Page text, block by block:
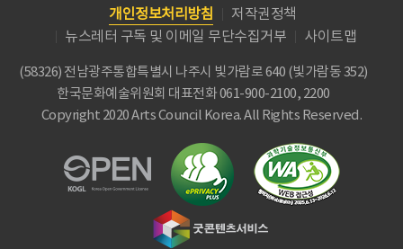
개인정보처리방침
저작권정책
뉴스레터 구독 및 이메일 무단수집거부
사이트맵
(58326) 전남광주통합특별시 나주시 빛가람로 640 (빛가람동 352)
한국문화예술위원회 대표전화 061-900-2100, 2200
Copyright 2020 Arts Council Korea. All Rights Reserved.